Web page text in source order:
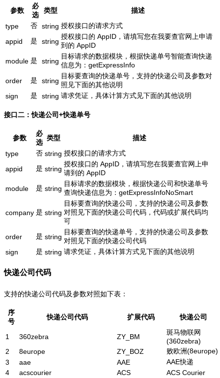
参数
必
选
类型
描述
type
否 string 授权接口的请求方式
appid
是 string
授权接口的 AppID，请填写您在我要查官网上申请
到的 AppID
module 是 string
目标请求的数据模块，根据快递单号智能查询快递
信息为：getExpressInfo
order
是 string
目标要查询的快递单号，支持的快递公司及参数对
照见下面的其他说明
sign
是 string 请求凭证，具体计算方式见下面的其他说明
接口二：快递公司+快递单号
参数
必
选
类型
描述
type
否 string 授权接口的请求方式
appid
是 string
授权接口的 AppID，请填写您在我要查官网上申
请到的 AppID
module
是 string
目标请求的数据模块，根据快递公司和快递单号
查询快递信息为：getExpressInfoNoSmart
company 是 string
目标要查询的快递公司，支持的快递公司及参数
对照见下面的快递公司代码，代码或扩展代码均
可
order
是 string
目标要查询的快递单号，支持的快递公司及参数
对照见下面的快递公司代码
sign
是 string 请求凭证，具体计算方式见下面的其他说明
快递公司代码
支持的快递公司代码及参数对照如下表：
序
号
快递公司代码 扩展代码 快递公司
1 360zebra ZY_BM
斑马物联网
(360zebra)
2
8europe ZY_BOZ
败欧洲(8europe)
3
aae AAE
AAE快递
4
acscourier ACS
ACS Courier